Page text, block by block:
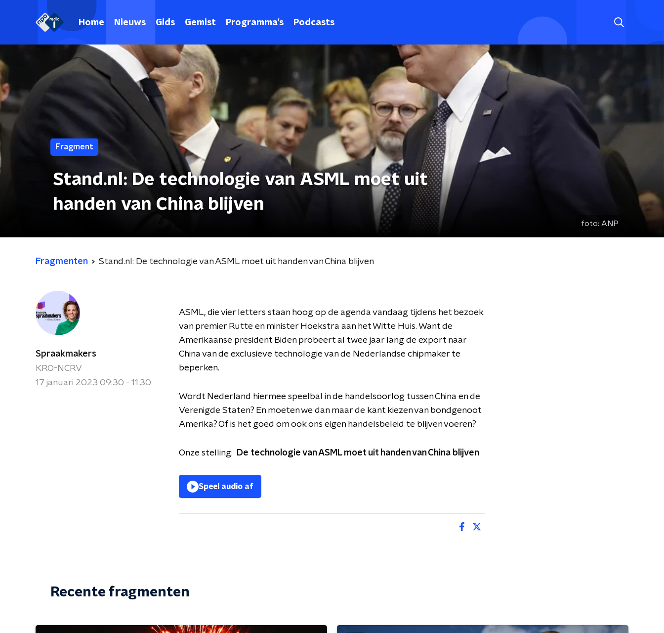
Home Nieuws Gids Gemist Programma's Podcasts
Fragment
Stand.nl: De technologie van ASML moet uit
handen van China blijven
foto: ANP
Fragmenten Stand.nl: De technologie van ASML moet uit handen van China blijven
Spraakmakers
KRO-NCRV
17 januari 2023 09:30 - 11:30
ASML, die vier letters staan hoog op de agenda vandaag tijdens het bezoek
van premier Rutte en minister Hoekstra aan het Witte Huis. Want de
Amerikaanse president Biden probeert al twee jaar lang de export naar
China van de exclusieve technologie van de Nederlandse chipmaker te
beperken.
Wordt Nederland hiermee speelbal in de handelsoorlog tussen China en de
Verenigde Staten? En moeten we dan maar de kant kiezen van bondgenoot
Amerika? Of is het goed om ook ons eigen handelsbeleid te blijven voeren?
Onze stelling: De technologie van ASML moet uit handen van China blijven
Speel audio af
Recente fragmenten